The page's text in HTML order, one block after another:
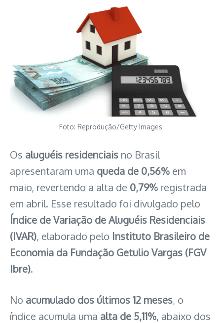
Foto: Reprodução/Getty Images
Os aluguéis residenciais no Brasil
apresentaram uma queda de 0,56% em
maio, revertendo a alta de 0,79% registrada
em abril. Esse resultado foi divulgado pelo
Índice de Variação de Aluguéis Residenciais
(IVAR), elaborado pelo Instituto Brasileiro de
Economia da Fundação Getulio Vargas (FGV
Ibre).
No acumulado dos últimos 12 meses, o
índice acumula uma alta de 5,11%, abaixo dos